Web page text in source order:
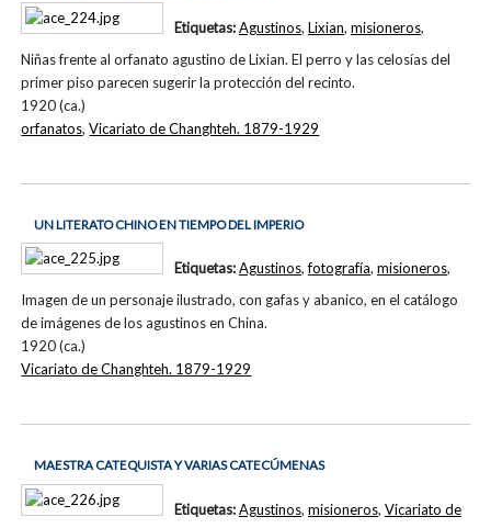
Niñas frente al orfanato agustino de Lixian. El perro y las celosías del
primer piso parecen sugerir la protección del recinto.
1920 (ca.)
Etiquetas:Agustinos, Lixian, misioneros,
orfanatos,Vicariato de Changhteh. 1879-1929
UN LITERATO CHINO EN TIEMPO DEL IMPERIO
Imagen de un personaje ilustrado, con gafas y abanico, en el catálogo
de imágenes de los agustinos en China.
1920 (ca.)
Etiquetas:Agustinos,fotografía, misioneros,
Vicariato de Changhteh. 1879-1929
MAESTRA CATEQUISTA Y VARIAS CATECÚMENAS
Etiquetas:Agustinos, misioneros, Vicariato de